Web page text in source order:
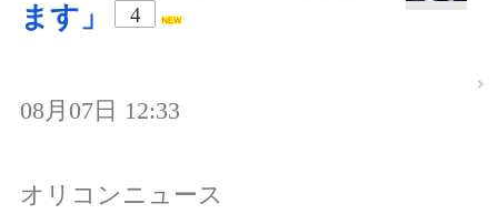
ます」
4
08月07日 12:33
オリコンニュース